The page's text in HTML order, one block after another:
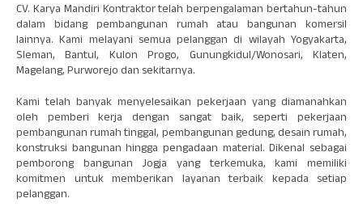
CV. Karya Mandiri Kontraktor telah berpengalaman bertahun-tahun
dalam bidang pembangunan rumah atau bangunan komersil
lainnya. Kami melayani semua pelanggan di wilayah Yogyakarta,
Sleman, Bantul, Kulon Progo, Gunungkidul/Wonosari, Klaten,
Magelang, Purworejo dan sekitarnya.
Kami telah banyak menyelesaikan pekerjaan yang diamanahkan
oleh pemberi kerja dengan sangat baik, seperti pekerjaan
pembangunan rumah tinggal, pembangunan gedung, desain rumah,
konstruksi bangunan hingga pengadaan material. Dikenal sebagai
pemborong bangunan Jogja yang terkemuka, kami memiliki
komitmen untuk memberikan layanan terbaik kepada setiap
pelanggan.